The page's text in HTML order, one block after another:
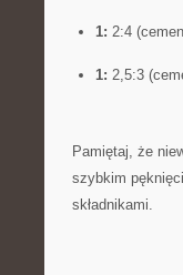
1: 2:4
1: 2,5:3
Pamiętaj, że
szybkim⁤
składnikami.